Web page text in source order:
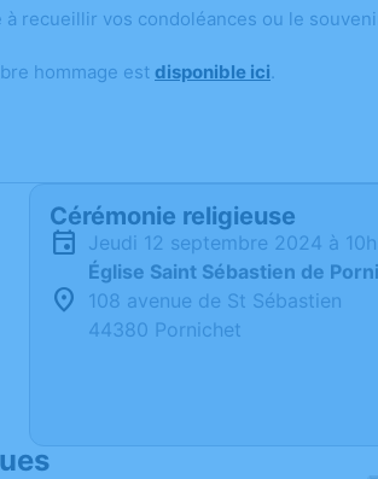
recueillir vos condoléances ou le
hommage est disponible ici.
Cérémonie religieuse
jeudi 12 septembre 2024 à
Église Saint Sébastien de
108 avenue de St Sébastien
44380 Pornichet